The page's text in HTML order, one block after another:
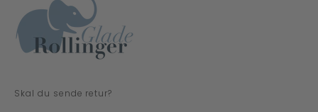
Skal du sende retur?